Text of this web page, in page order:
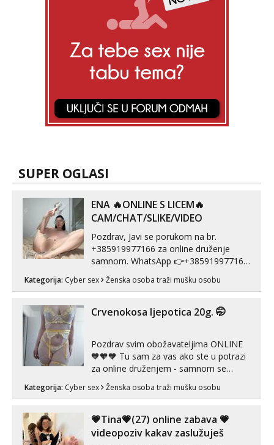
SUPER OGLASI
ENA 🔥ONLINE S LICEM🔥
CAM/CHAT/SLIKE/VIDEO
Pozdrav, Javi se porukom na br.
+385919977166 za online druženje
samnom. WhatsApp 👉+385919977166
Telegram 👉@enafriedrichkis Radim
videopozive s licem, solo i s partnerom,
kombinacije halteri, haljine, štikle,
samostojeće itd. Nudim svakakva videa
Kategorija: Cyber sex Ženska osoba traži mušku osobu
Crvenokosa ljepotica 20g. 🤭
Pozdrav svim obožavateljima ONLINE
🧡🧡🧡 Tu sam za vas ako ste u potrazi
za online druženjem - samnom se
možete zabaviti preko videopoziva, ili
ako vam nisam dovoljna radim i u paru i
😉 Radim i vruća tipkanja uz slike i hot
line pozive. Za vas sam pripremila ...
Kategorija: Cyber sex Ženska osoba traži mušku osobu
💗Tina💗(27) online zabava 💗
videopoziv kakav zaslužuješ